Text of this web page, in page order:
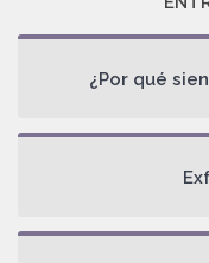
¿Por qué